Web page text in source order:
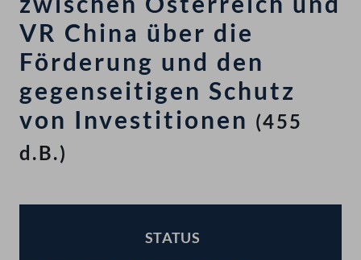
VR China über die
Förderung und den
gegenseitigen Schutz
von Investitionen (455
d.B.)
STATUS